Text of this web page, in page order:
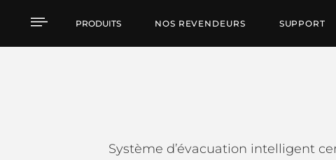
DXT 7000 - EN54
PRODUITS NOS REVENDEURS SUPPORT
Système d’évacuation intelligent